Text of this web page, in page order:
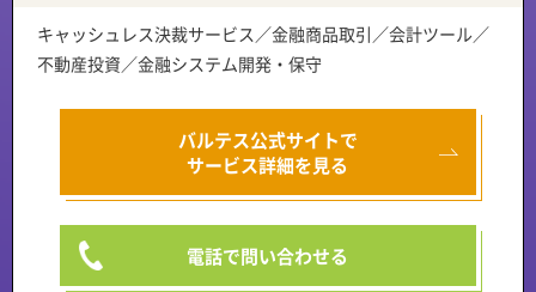
キャッシュレス決裁サービス／金融商品取引／会計ツール／
不動産投資／金融システム開発・保守
バルテス公式サイトで
サービス詳細を見る
電話で問い合わせる